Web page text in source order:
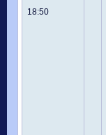
18:50